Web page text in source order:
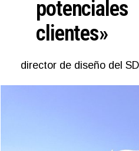
potenciales
clientes»
director de diseño del